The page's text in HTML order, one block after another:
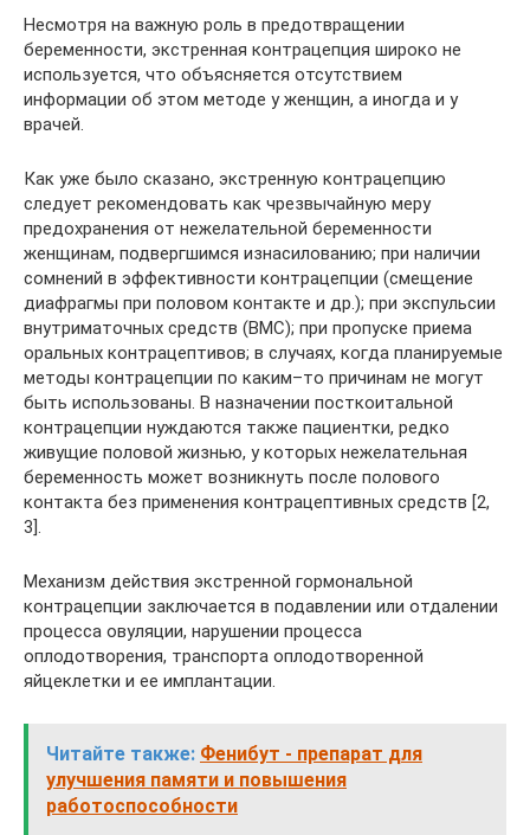
Несмотря на важную роль в предотвращении
беременности, экстренная контрацепция широко не
используется, что объясняется отсутствием
информации об этом методе у женщин, а иногда и у
врачей.
Как уже было сказано, экстренную контрацепцию
следует рекомендовать как чрезвычайную меру
предохранения от нежелательной беременности
женщинам, подвергшимся изнасилованию; при наличии
сомнений в эффективности контрацепции (смещение
диафрагмы при половом контакте и др.); при экспульсии
внутриматочных средств (ВМС); при пропуске приема
оральных контрацептивов; в случаях, когда планируемые
методы контрацепции по каким–то причинам не могут
быть использованы. В назначении посткоитальной
контрацепции нуждаются также пациентки, редко
живущие половой жизнью, у которых нежелательная
беременность может возникнуть после полового
контакта без применения контрацептивных средств [2,
3].
Механизм действия экстренной гормональной
контрацепции заключается в подавлении или отдалении
процесса овуляции, нарушении процесса
оплодотворения, транспорта оплодотворенной
яйцеклетки и ее имплантации.
Читайте также: Фенибут - препарат для
улучшения памяти и повышения
работоспособности